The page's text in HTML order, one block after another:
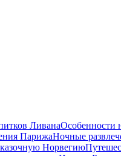
Особенности
Ночные